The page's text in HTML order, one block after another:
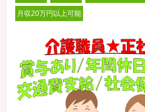
月収20万円以上可能